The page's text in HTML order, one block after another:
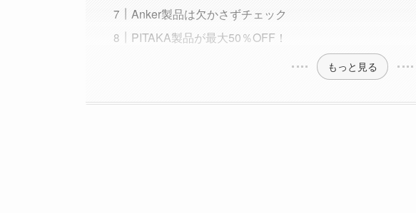
Anker製品は欠かさずチェック
PITAKA製品が最大50％OFF！
もっと見る